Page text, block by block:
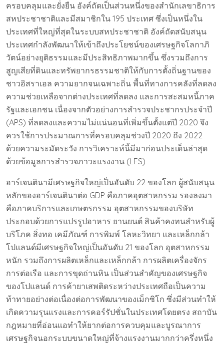
ครอบคลุมและยั่งยืน อังค์ถัดเป็นส่วนหนึ่งของสำนักเลขาธิการ
สหประชาชาติและมีสมาชิกใน 195 ประเทศ ซึ่งเป็นหนึ่งใน
ประเทศที่ใหญ่ที่สุดในระบบสหประชาชาติ อังค์ถัดสนับสนุน
ประเทศกำลังพัฒนาให้เข้าถึงประโยชน์ของเศรษฐกิจโลกาภิ
วัตน์อย่างยุติธรรมและมีประสิทธิภาพมากขึ้น ซึ่งรวมถึงการ
สูญเสียที่ดินและทรัพยากรธรรมชาติให้กับการตั้งถิ่นฐานของ
ชาวอิสราเอล ความยากจนเฉพาะถิ่น พื้นที่ทางการคลังที่ลดลง
ความช่วยเหลือจากต่างประเทศที่ลดลง และการสะสมหนี้ภาค
รัฐและเอกชน เนื่องจากตัวอย่างการสำรวจประชากรประจำปี
(APS) ที่ลดลงและความไม่แน่นอนที่เพิ่มขึ้นตั้งแต่ปี 2020 จึง
ควรใช้การประมาณการที่ครอบคลุมช่วงปี 2020 ถึง 2022
ด้วยความระมัดระวัง การวิเคราะห์นี้มีมาก่อนประเด็นล่าสุด
ด้วยข้อมูลการสำรวจภาวะแรงงาน (LFS)
อาร์เจนตินามีเศรษฐกิจใหญ่เป็นอันดับ 22 ของโลก ผู้สนับสนุน
หลักของอาร์เจนตินาต่อ GDP คือภาคอุตสาหกรรม รองลงมา
คือภาคบริการและเกษตรกรรม อุตสาหกรรมของบริษัท
ประกอบด้วยการแปรรูปอาหาร ยานยนต์ สินค้าคงทนสำหรับผู้
บริโภค สิ่งทอ เคมีภัณฑ์ การพิมพ์ โลหะวิทยา และเหล็กกล้า
โปแลนด์มีเศรษฐกิจใหญ่เป็นอันดับ 21 ของโลก อุตสาหกรรม
หนัก รวมถึงการผลิตเหล็กและเหล็กกล้า การผลิตเครื่องจักร
การต่อเรือ และการขุดถ่านหิน เป็นส่วนสำคัญของเศรษฐกิจ
ของโปแลนด์ การค้ายาเสพติดระหว่างประเทศถือเป็นความ
ท้าทายอย่างต่อเนื่องต่อการพัฒนาของเม็กซิโก ซึ่งมีส่วนทำให้
เกิดความรุนแรงและการคอร์รัปชั่นในประเทศโดยตรง สถาบัน
กฎหมายที่อ่อนแอทำให้ยากต่อการควบคุมและบูรณาการ
เศรษฐกิจนอกระบบขนาดใหญ่ที่จ้างแรงงานมากกว่าครึ่งหนึ่ง